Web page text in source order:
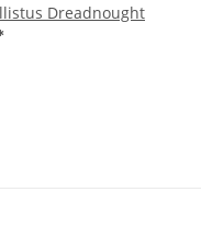
Dreadnought